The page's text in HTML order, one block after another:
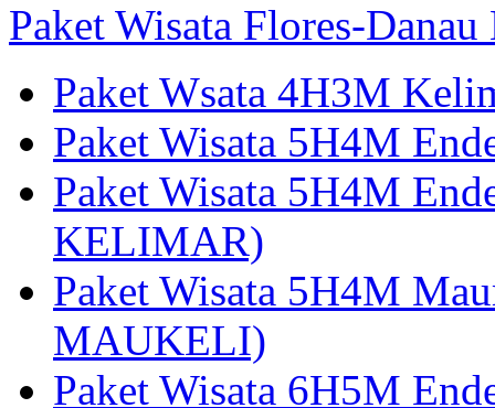
Paket Wisata Flores-
Paket Wsata 4H3M
Paket Wisata 5H4M
Paket Wisata 5H4M
KELIMAR)
Paket Wisata 5H4M
MAUKELI)
Paket Wisata 6H5M